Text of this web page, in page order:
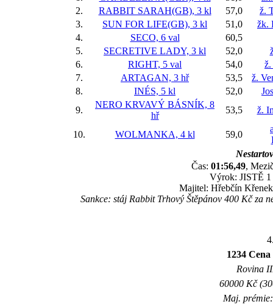
2.
RABBIT SARAH(GB), 3 kl 57,0
ž.
3.
SUN FOR LIFE(GB), 3 kl 51,0
žk.
4.
SECO, 6 val
60,5
5.
SECRETIVE LADY, 3 kl 52,0
6.
RIGHT, 5 val 54,0
ž.
7.
ARTAGAN, 3 hř 53,5
ž.
8.
INÉS, 5 kl 52,0
9.
NERO KRVAVÝ BÁSNÍK, 8
hř
53,5 ž.
10. WOLMANKA, 4 kl 59,0
Čas: 01:56,49,
Výrok: JISTĚ 1
Majitel: Hřebčín
Sankce: stáj Rabbit Trhový Štěpánov 400 Kč za
1234
Rovina
60000 Kč
Maj.